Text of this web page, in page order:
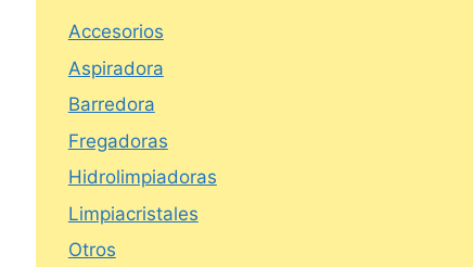
Accesorios
Aspiradora
Barredora
Fregadoras
Hidrolimpiadoras
Limpiacristales
Otros